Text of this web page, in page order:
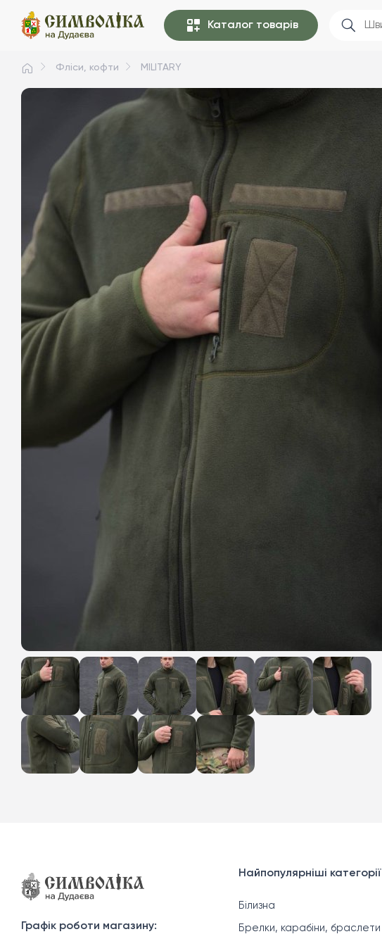
Каталог товарів
Фліси, кофти MILITARY
Графік роботи магазину:
Найпопулярніші категорії
Білизна
Брелки, карабіни, браслети